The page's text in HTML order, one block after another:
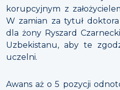
korupcyjnym z
W zamian za tytuł
dla żony Ryszard
Uzbekistanu, aby te
uczelni.
Awans aż o 5 pozycji